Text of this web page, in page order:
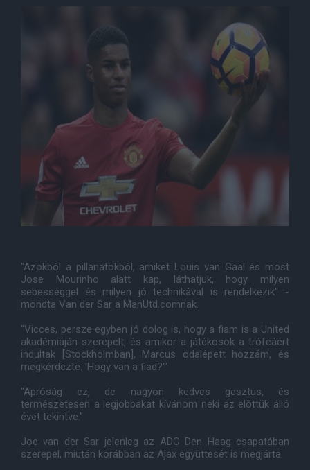
"Azokból a pillanatokból, amiket Louis van Gaal és most
Jose Mourinho alatt kap, láthatjuk, hogy milyen
sebességgel és milyen jó technikával is rendelkezik" -
mondta Van der Sar a ManUtd.comnak.
"Vicces, persze egyben jó dolog is, hogy a fiam is a United
akadémiáján szerepelt, és amikor a játékosok a trófeáért
indultak [Stockholmban], Marcus odalépett hozzám, és
megkérdezte: 'Hogy van a fiad?'"
"Apróság ez, de nagyon kedves gesztus, és
természetesen a legjobbakat kívánom neki az elõttük álló
évet tekintve."
Joe van der Sar jelenleg az ADO Den Haag csapatában
szerepel, miután korábban az Ajax együttesét is megjárta.